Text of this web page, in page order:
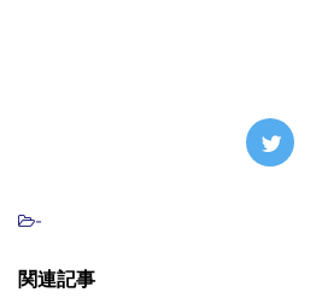
-
関連記事